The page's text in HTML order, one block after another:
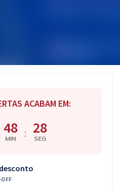
ACABAM EM:
48
MIN : 27
SEG